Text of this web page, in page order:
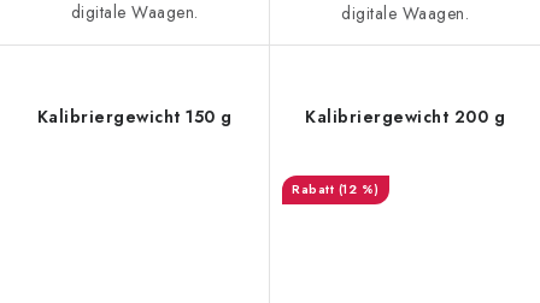
digitale Waagen.
digitale Waagen.
Kalibriergewicht 150 g Kalibriergewicht 200 g
(12 %)